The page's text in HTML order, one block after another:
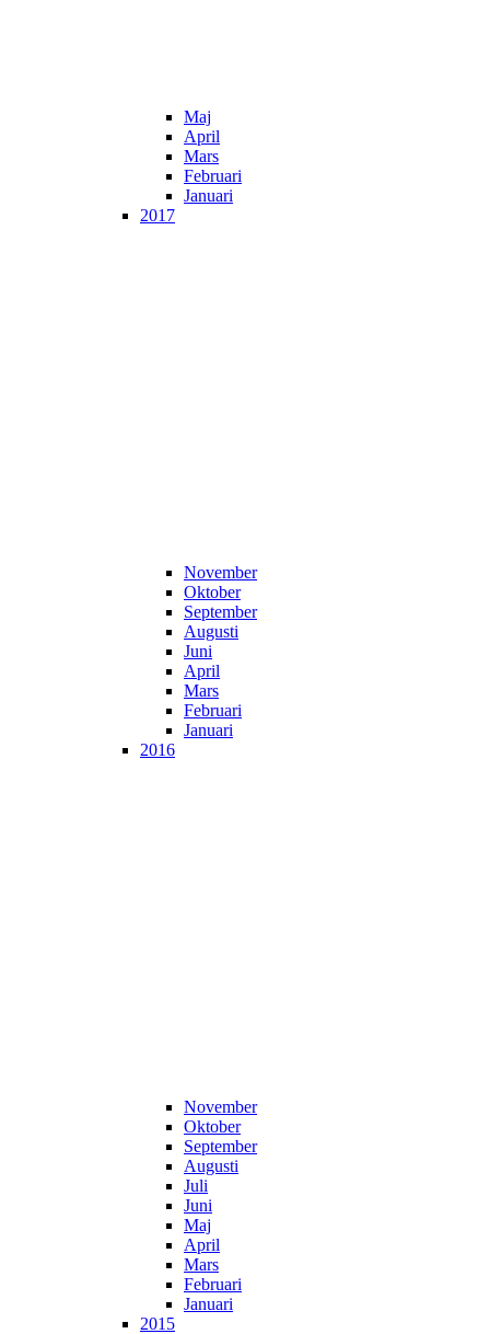
Maj
April
Mars
Februari
Januari
2017
November
Oktober
September
Augusti
Juni
April
Mars
Februari
Januari
2016
November
Oktober
September
Augusti
Juli
Juni
Maj
April
Mars
Februari
Januari
2015